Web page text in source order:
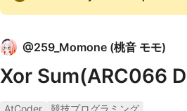
@259_Momone (桃音 モモ)
Xor Sum(ARC066
AtCoder
競技プログラミング